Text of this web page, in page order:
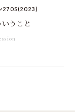
270S(2023)
うこと